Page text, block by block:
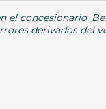
el concesionario.
derivados del